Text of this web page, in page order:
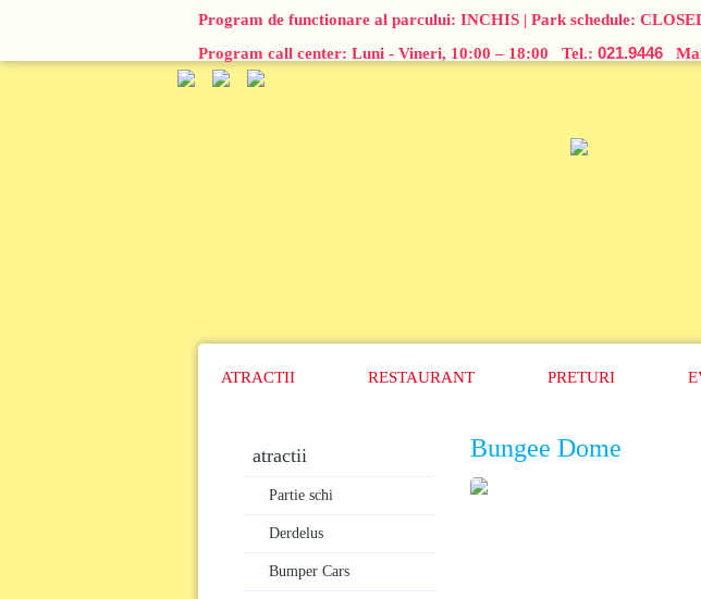
Program de functionare al parcului: INCHIS | Park schedule:
Program call center: Luni - Vineri, 10:00 – 18:00 Tel.: 021.9446
ATRACTII RESTAURANT PRETURI
atractii
Partie schi
Derdelus
Bumper Cars
Bungee Dome